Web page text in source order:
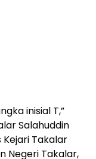
inisial T,”
Salahuddin
Kejari Takalar
Negeri Takalar,